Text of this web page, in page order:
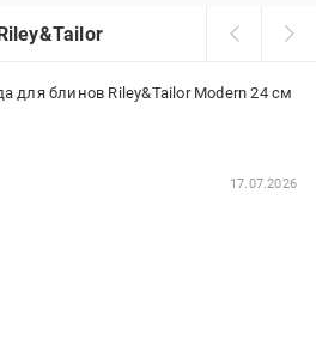
для блинов Riley&Tailor Modern 24 см
17.07.2026